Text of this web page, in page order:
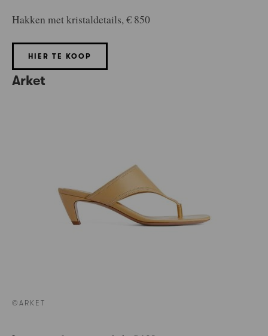
Hakken met kristaldetails, € 850
HIER TE KOOP
Arket
©ARKET